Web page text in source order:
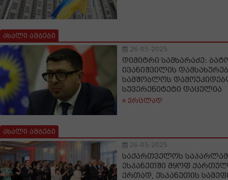
ახალი ამბები
26-05-2025
დიმიტრი სამხარაძე:
ივანიშვილის
სამშობლოს
სუვერენიტეტი დაცულია
ვრცლად
ახალი ამბები
26-05-2025
საქართველოს
ესპანეთში მყოფ
ერთად, ესპანეთის